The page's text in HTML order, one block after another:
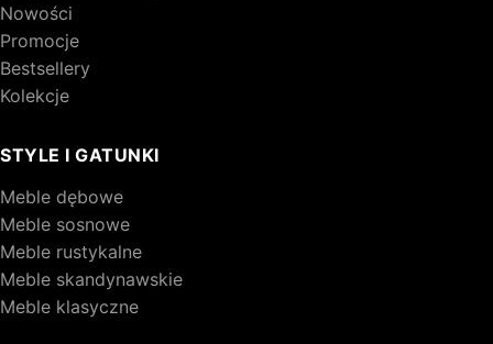
Nowości
Promocje
Bestsellery
Kolekcje
STYLE I GATUNKI
Meble dębowe
Meble sosnowe
Meble rustykalne
Meble skandynawskie
Meble klasyczne